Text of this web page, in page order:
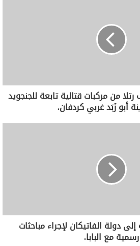
من مركبات قتالية تابعة للجنجويد
أبو زَبَد غربي كردفان.
دولة الفاتيكان لإجراء مباحثات
رسمية مع البابا.